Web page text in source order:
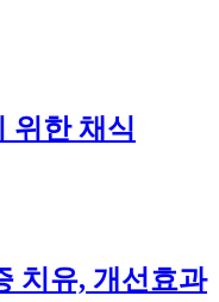
위한 채식
치유, 개선효과